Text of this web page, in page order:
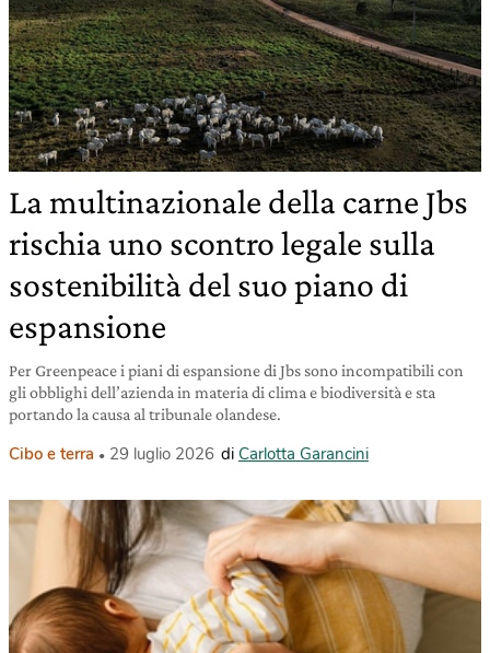
La multinazionale della carne Jbs
rischia uno scontro legale sulla
sostenibilità del suo piano di
espansione
Per Greenpeace i piani di espansione di Jbs sono incompatibili con
gli obblighi dell’azienda in materia di clima e biodiversità e sta
portando la causa al tribunale olandese.
Cibo e terra 29 luglio 2026 di Carlotta Garancini